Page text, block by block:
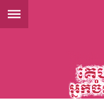
ទៅកាន់មាតិកាប្លុកមាតិ